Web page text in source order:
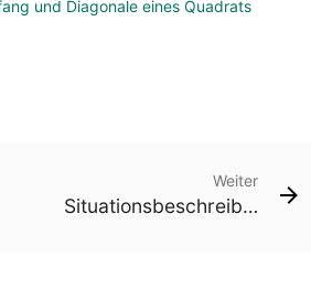
und Diagonale eines Quadrats
Weiter
Situationsbeschreibung